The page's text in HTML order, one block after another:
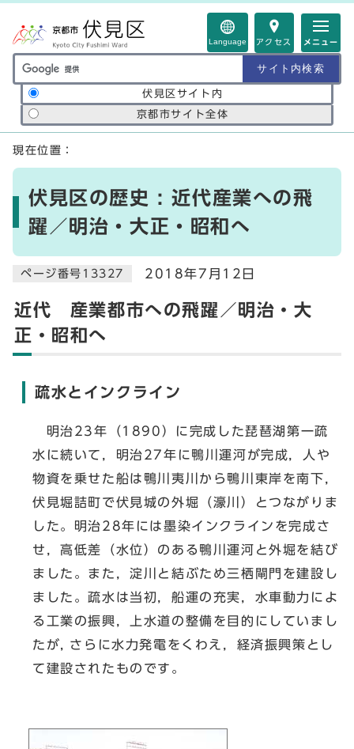
Language アクセス メニュー
サイト内検索の範囲
伏見区サイト内
京都市サイト全体
ここから本文です
現在位置：
伏見区の歴史 : 近代産業への飛
躍／明治・大正・昭和へ
ページ番号13327 2018年7月12日
近代 産業都市への飛躍／明治・大
正・昭和へ
疏水とインクライン
明治23年（1890）に完成した琵琶湖第一疏
水に続いて，明治27年に鴨川運河が完成，人や
物資を乗せた船は鴨川夷川から鴨川東岸を南下，
伏見堀詰町で伏見城の外堀（濠川）とつながりま
した。明治28年には墨染インクラインを完成さ
せ，高低差（水位）のある鴨川運河と外堀を結び
ました。また，淀川と結ぶため三栖閘門を建設し
ました。疏水は当初，船運の充実，水車動力によ
る工業の振興，上水道の整備を目的にしていまし
たが, さらに水力発電をくわえ，経済振興策とし
て建設されたものです。